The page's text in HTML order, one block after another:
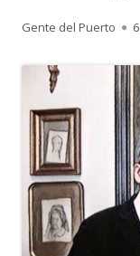
Autor
Gente del Puerto